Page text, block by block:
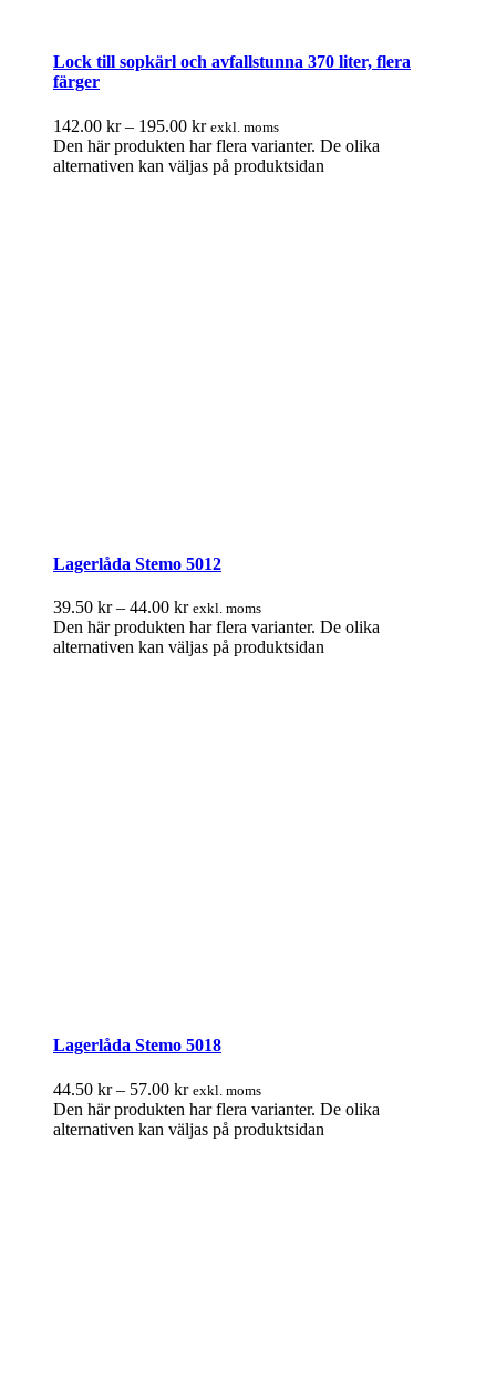
Lock till sopkärl och avfallstunna 370 liter, flera
färger
142.00 kr– 195.00 kr exkl. moms
Den här produkten har flera varianter. De olika
alternativen kan väljas på produktsidan
Lagerlåda Stemo 5012
39.50 kr– 44.00 kr exkl. moms
Den här produkten har flera varianter. De olika
alternativen kan väljas på produktsidan
Lagerlåda Stemo 5018
44.50 kr– 57.00 kr exkl. moms
Den här produkten har flera varianter. De olika
alternativen kan väljas på produktsidan